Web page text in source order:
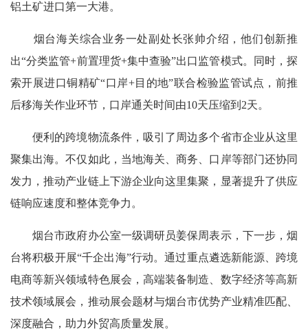
铝土矿进口第一大港。
烟台海关综合业务一处副处长张帅介绍，他们创新推
出“分类监管+前置理货+集中查验”出口监管模式。同时，探
索开展进口铜精矿“口岸+目的地”联合检验监管试点，前推
后移海关作业环节，口岸通关时间由10天压缩到2天。
便利的跨境物流条件，吸引了周边多个省市企业从这里
聚集出海。不仅如此，当地海关、商务、口岸等部门还协同
发力，推动产业链上下游企业向这里集聚，显著提升了供应
链响应速度和整体竞争力。
烟台市政府办公室一级调研员姜保周表示，下一步，烟
台将积极开展“千企出海”行动。通过重点遴选新能源、跨境
电商等新兴领域特色展会，高端装备制造、数字经济等高新
技术领域展会，推动展会题材与烟台市优势产业精准匹配、
深度融合，助力外贸高质量发展。